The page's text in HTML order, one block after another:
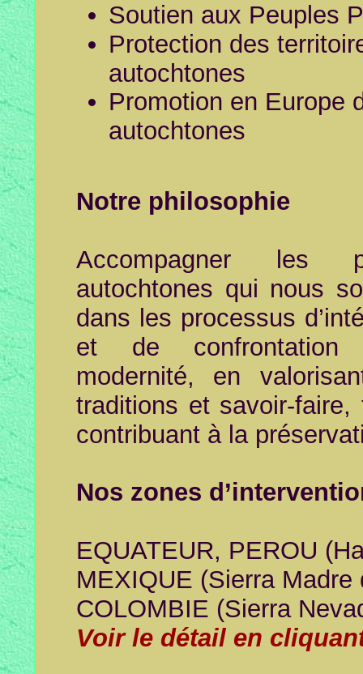
Soutien aux Peuples
Protection des
autochtones
Promotion en Europe
autochtones
Notre philosophie
Accompagner les
autochtones qui nous
dans les processus
et de
modernité, en
traditions et savoir-faire,
contribuant à la
Nos zones
EQUATEUR, PEROU
MEXIQUE (Sierra
COLOMBIE (Sierra
Voir le détail en